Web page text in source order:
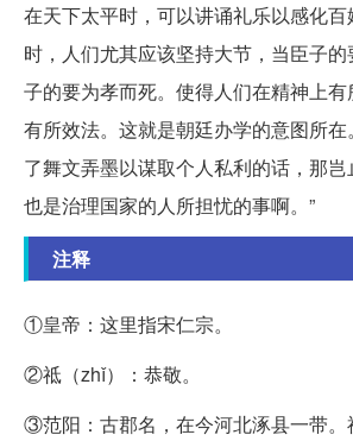
在天下太平时，可以讲诵礼乐以感化
时，人们尤其应该坚持大节，当臣子
子的要为孝而死。使得人们在精神上
有所效法。这就是朝廷办学的意图所
了舞文弄墨以谋取个人私利的话，那岂
也是治理国家的人所担忧的事啊。”
注释
①皇帝：这里指宋仁宗。
②祗（zhǐ）：恭敬。
③范阳：古郡名，在今河北涿县一带。